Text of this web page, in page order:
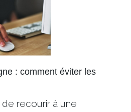
: comment éviter les
recourir à une